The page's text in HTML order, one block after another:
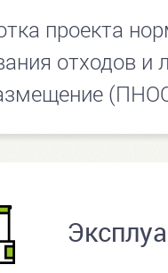
проекта
отходов и